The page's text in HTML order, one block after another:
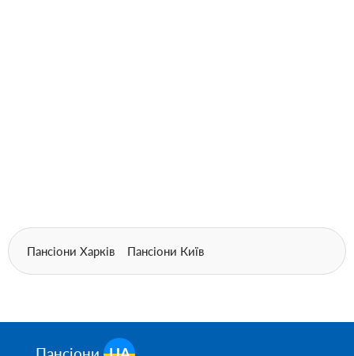
Пансіони Харків Пансіони Київ